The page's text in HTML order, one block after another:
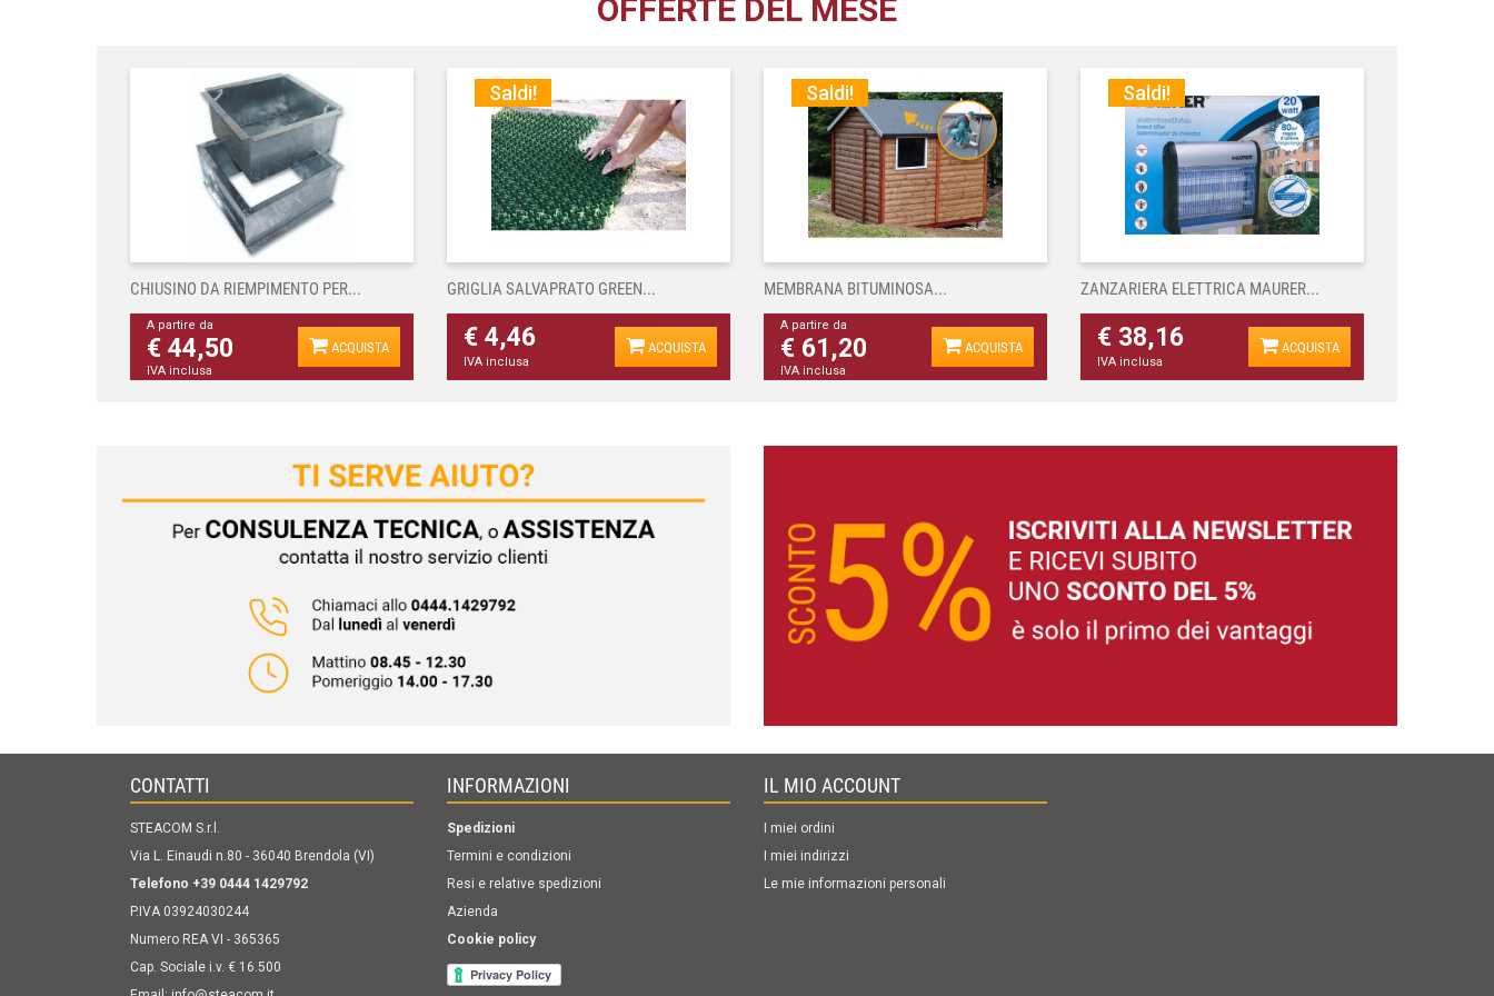
OFFERTE DEL MESE
CHIUSINO DA RIEMPIMENTO PER...
A partire da
€ 44,50
IVA inclusa
ACQUISTA
Saldi!
GRIGLIA SALVAPRATO GREEN...
€ 4,46
IVA inclusa
ACQUISTA
Saldi!
MEMBRANA BITUMINOSA...
A partire da
€ 61,20
IVA inclusa
ACQUISTA
Saldi!
ZANZARIERA ELETTRICA MAURER...
€ 38,16
IVA inclusa
ACQUISTA
CONTATTI
STEACOM S.r.l.
Via L. Einaudi n.80 - 36040 Brendola (VI)
Telefono +39 0444 1429792
P.IVA 03924030244
Numero REA VI - 365365
Cap. Sociale i.v. € 16.500
INFORMAZIONI
Spedizioni
Termini e condizioni
Resi e relative spedizioni
Azienda
Cookie policy
IL MIO ACCOUNT
I miei ordini
I miei indirizzi
Le mie informazioni personali